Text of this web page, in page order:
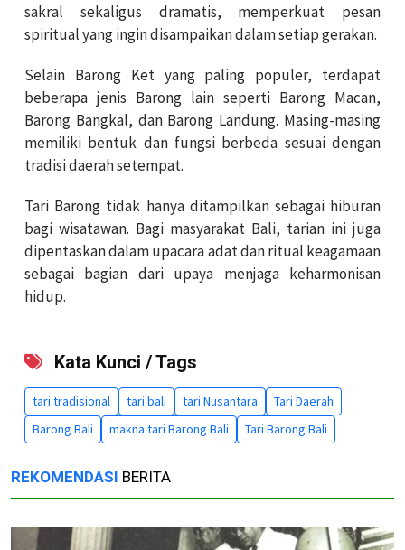
sakral sekaligus dramatis, memperkuat pesan
spiritual yang ingin disampaikan dalam setiap gerakan.
Selain Barong Ket yang paling populer, terdapat
beberapa jenis Barong lain seperti Barong Macan,
Barong Bangkal, dan Barong Landung. Masing-masing
memiliki bentuk dan fungsi berbeda sesuai dengan
tradisi daerah setempat.
Tari Barong tidak hanya ditampilkan sebagai hiburan
bagi wisatawan. Bagi masyarakat Bali, tarian ini juga
dipentaskan dalam upacara adat dan ritual keagamaan
sebagai bagian dari upaya menjaga keharmonisan
hidup.
Kata Kunci / Tags
tari tradisional tari bali tari Nusantara
Tari Daerah
Barong Bali
makna tari Barong Bali Tari Barong Bali
REKOMENDASI BERITA